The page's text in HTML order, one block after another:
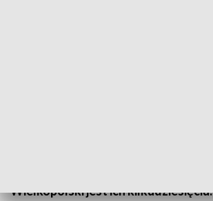
Wielkopolski jest ich kilkudziesięciu.